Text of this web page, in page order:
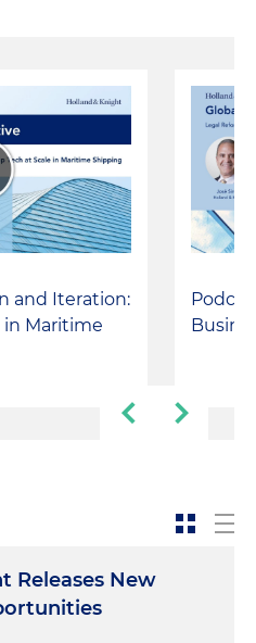
and Iteration:
in Maritime
Releases New